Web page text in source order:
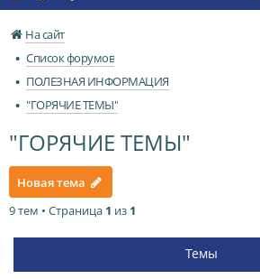
На сайт
Список форумов
ПОЛЕЗНАЯ ИНФОРМАЦИЯ
"ГОРЯЧИЕ ТЕМЫ"
"ГОРЯЧИЕ ТЕМЫ"
Новая тема
9 тем • Страница 1 из 1
Темы